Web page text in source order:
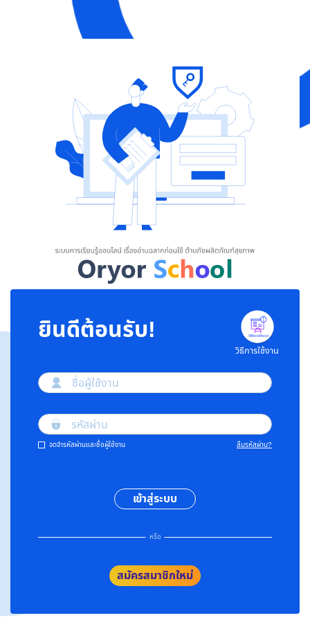
วิธีการใช้งาน
ยินดีต้อนรับ!
ชื่อผู้ใช้งาน
รหัสผ่าน
จดจำรหัสผ่านและชื่อผู้ใช้งาน ลืมรหัสผ่าน?
เข้าสู่ระบบ
หรือ
สมัครสมาชิกใหม่